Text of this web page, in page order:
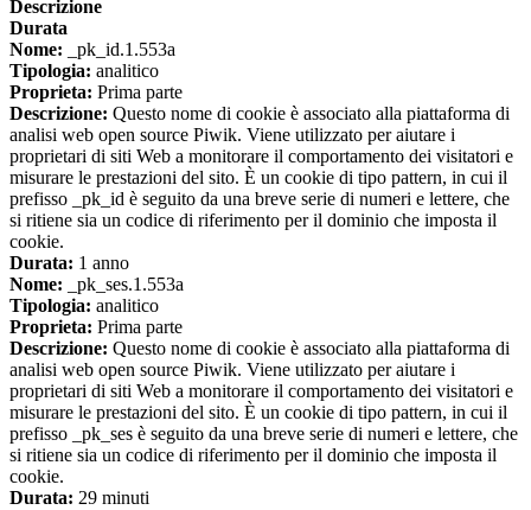
Descrizione
Durata
Nome: _pk_id.1.553a
Tipologia: analitico
Proprieta: Prima parte
Descrizione: Questo nome di cookie è associato alla piattaforma di
analisi web open source Piwik. Viene utilizzato per aiutare i
proprietari di siti Web a monitorare il comportamento dei visitatori e
misurare le prestazioni del sito. È un cookie di tipo pattern, in cui il
prefisso _pk_id è seguito da una breve serie di numeri e lettere, che
si ritiene sia un codice di riferimento per il dominio che imposta il
cookie.
Durata: 1 anno
Nome: _pk_ses.1.553a
Tipologia: analitico
Proprieta: Prima parte
Descrizione: Questo nome di cookie è associato alla piattaforma di
analisi web open source Piwik. Viene utilizzato per aiutare i
proprietari di siti Web a monitorare il comportamento dei visitatori e
misurare le prestazioni del sito. È un cookie di tipo pattern, in cui il
prefisso _pk_ses è seguito da una breve serie di numeri e lettere, che
si ritiene sia un codice di riferimento per il dominio che imposta il
cookie.
Durata: 29 minuti